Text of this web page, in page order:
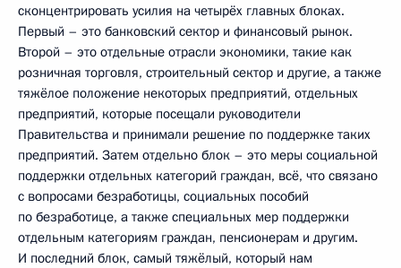
сконцентрировать усилия на четырёх главных блоках.
Первый – это банковский сектор и финансовый рынок.
Второй – это отдельные отрасли экономики, такие как
розничная торговля, строительный сектор и другие, а также
тяжёлое положение некоторых предприятий, отдельных
предприятий, которые посещали руководители
Правительства и принимали решение по поддержке таких
предприятий. Затем отдельно блок – это меры социальной
поддержки отдельных категорий граждан, всё, что связано
с вопросами безработицы, социальных пособий
по безработице, а также специальных мер поддержки
отдельным категориям граждан, пенсионерам и другим.
И последний блок, самый тяжёлый, который нам